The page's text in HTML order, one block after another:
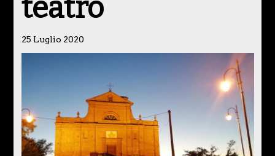
teatro
25 Luglio 2020